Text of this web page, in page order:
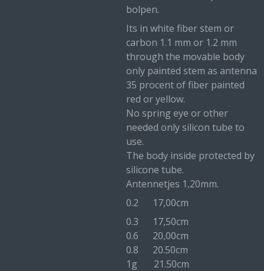
bolpen.
Its in white fiber stem or
carbon 1.1 mm or 1.2 mm
through the movable body
only painted stem as antenna
35 procent of fiber painted
red or yellow.
No spring eye or other
needed only silicon tube to
use.
The body inside protected by
silicone tube.
Antennetjes 1,20mm.
0.2 17,00cm
0.3 17,50cm
0.6 20,00cm
0.8 20.50cm
1g 21.50cm